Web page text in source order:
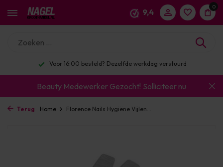
9,4
0
Voor 16:00 besteld? Dezelfde werkdag verstuurd
Beauty Medewerker Gezocht! Solliciteer nu
Terug Home Florence Nails Hygiëne Vijlen...